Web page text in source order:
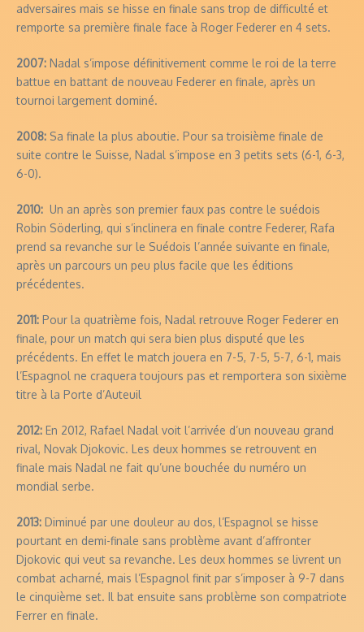
adversaires mais se hisse en finale sans trop de difficulté et
remporte sa première finale face à Roger Federer en 4 sets.
2007: Nadal s’impose définitivement comme le roi de la terre
battue en battant de nouveau Federer en finale, après un
tournoi largement dominé.
2008: Sa finale la plus aboutie. Pour sa troisième finale de
suite contre le Suisse, Nadal s’impose en 3 petits sets (6-1, 6-3,
6-0).
2010: Un an après son premier faux pas contre le suédois
Robin Söderling, qui s’inclinera en finale contre Federer, Rafa
prend sa revanche sur le Suédois l’année suivante en finale,
après un parcours un peu plus facile que les éditions
précédentes.
2011: Pour la quatrième fois, Nadal retrouve Roger Federer en
finale, pour un match qui sera bien plus disputé que les
précédents. En effet le match jouera en 7-5, 7-5, 5-7, 6-1, mais
l’Espagnol ne craquera toujours pas et remportera son sixième
titre à la Porte d’Auteuil
2012: En 2012, Rafael Nadal voit l’arrivée d’un nouveau grand
rival, Novak Djokovic. Les deux hommes se retrouvent en
finale mais Nadal ne fait qu’une bouchée du numéro un
mondial serbe.
2013: Diminué par une douleur au dos, l’Espagnol se hisse
pourtant en demi-finale sans problème avant d’affronter
Djokovic qui veut sa revanche. Les deux hommes se livrent un
combat acharné, mais l’Espagnol finit par s’imposer à 9-7 dans
le cinquième set. Il bat ensuite sans problème son compatriote
Ferrer en finale.